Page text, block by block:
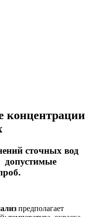
концентрации
сточных вод
допустимые
предполагает